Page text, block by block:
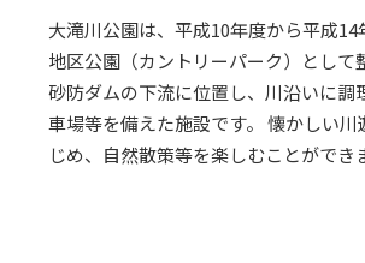
大滝川公園は、平成10年度から平成
地区公園（カントリーパーク）として
砂防ダムの下流に位置し、川沿いに調
車場等を備えた施設です。 懐かしい
じめ、自然散策等を楽しむことができ